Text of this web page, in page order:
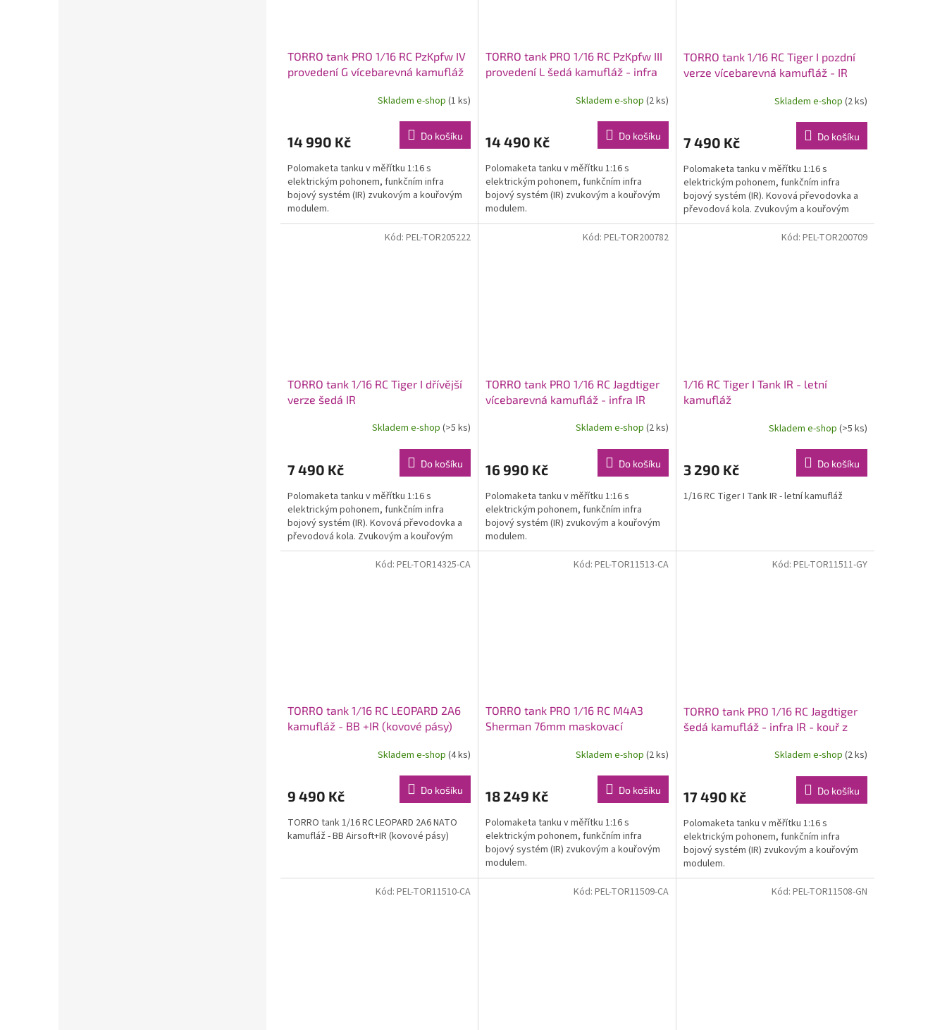
TORRO tank PRO 1/16 RC PzKpfw IV
provedení G vícebarevná kamufláž
Skladem e-shop (1 ks)
14 990 Kč Do košíku
Polomaketa tanku v měřítku 1:16 s
elektrickým pohonem, funkčním infra
bojový systém (IR) zvukovým a kouřovým
modulem.
TORRO tank PRO 1/16 RC PzKpfw III
provedení L šedá kamufláž - infra
Skladem e-shop (2 ks)
14 490 Kč Do košíku
Polomaketa tanku v měřítku 1:16 s
elektrickým pohonem, funkčním infra
bojový systém (IR) zvukovým a kouřovým
modulem.
TORRO tank 1/16 RC Tiger I pozdní
verze vícebarevná kamufláž - IR
Skladem e-shop (2 ks)
7 490 Kč Do košíku
Polomaketa tanku v měřítku 1:16 s
elektrickým pohonem, funkčním infra
bojový systém (IR). Kovová převodovka a
převodová kola. Zvukovým a kouřovým
modulem. Superrealistický...
TORRO tank 1/16 RC Tiger I dřívější
verze šedá IR
Skladem e-shop (>5 ks)
7 490 Kč Do košíku
Polomaketa tanku v měřítku 1:16 s
elektrickým pohonem, funkčním infra
bojový systém (IR). Kovová převodovka a
převodová kola. Zvukovým a kouřovým
modulem.
Kód: PEL-TOR205222
TORRO tank PRO 1/16 RC Jagdtiger
vícebarevná kamufláž - infra IR
Skladem e-shop (2 ks)
16 990 Kč Do košíku
Polomaketa tanku v měřítku 1:16 s
elektrickým pohonem, funkčním infra
bojový systém (IR) zvukovým a kouřovým
modulem.
Kód: PEL-TOR200782
1/16 RC Tiger I Tank IR - letní
kamufláž
Skladem e-shop (>5 ks)
3 290 Kč Do košíku
1/16 RC Tiger I Tank IR - letní kamufláž
Kód: PEL-TOR200709
TORRO tank 1/16 RC LEOPARD 2A6
kamufláž - BB +IR (kovové pásy)
Skladem e-shop (4 ks)
9 490 Kč Do košíku
TORRO tank 1/16 RC LEOPARD 2A6 NATO
kamufláž - BB Airsoft+IR (kovové pásy)
Kód: PEL-TOR14325-CA
TORRO tank PRO 1/16 RC M4A3
Sherman 76mm maskovací
Skladem e-shop (2 ks)
18 249 Kč Do košíku
Polomaketa tanku v měřítku 1:16 s
elektrickým pohonem, funkčním infra
bojový systém (IR) zvukovým a kouřovým
modulem.
Kód: PEL-TOR11513-CA
TORRO tank PRO 1/16 RC Jagdtiger
šedá kamufláž - infra IR - kouř z
Skladem e-shop (2 ks)
17 490 Kč Do košíku
Polomaketa tanku v měřítku 1:16 s
elektrickým pohonem, funkčním infra
bojový systém (IR) zvukovým a kouřovým
modulem.
Kód: PEL-TOR11511-GY
Kód: PEL-TOR11510-CA Kód: PEL-TOR11509-CA Kód: PEL-TOR11508-GN